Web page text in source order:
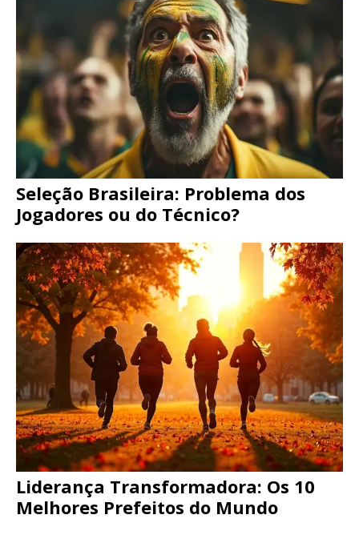
Seleção Brasileira: Problema dos
Jogadores ou do Técnico?
Liderança Transformadora: Os 10
Melhores Prefeitos do Mundo